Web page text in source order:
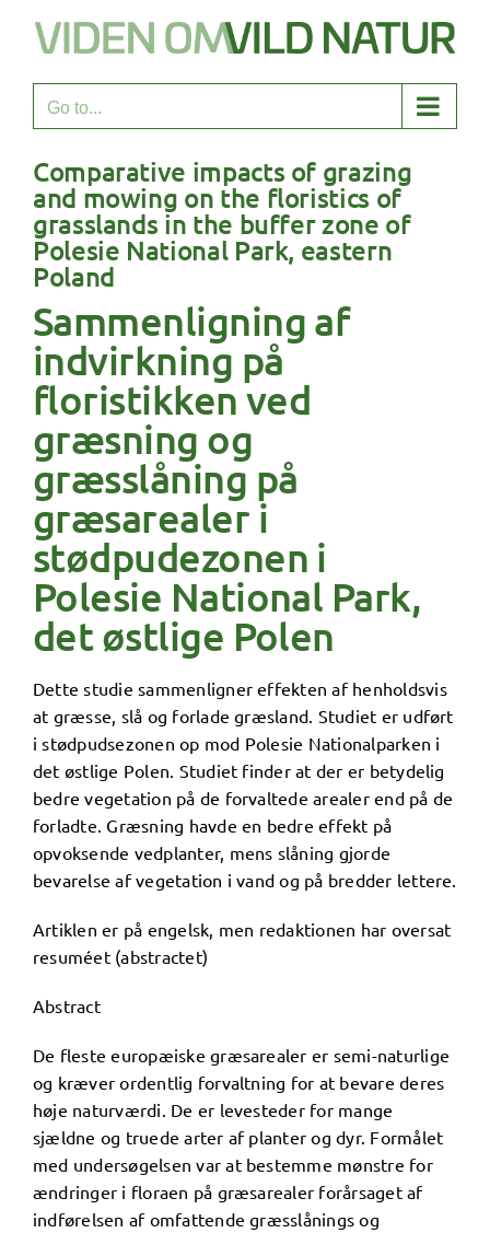
Go to...
Comparative impacts of grazing
and mowing on the floristics of
grasslands in the buffer zone of
Polesie National Park, eastern
Poland
Sammenligning af
indvirkning på
floristikken ved
græsning og
græsslåning på
græsarealer i
stødpudezonen i
Polesie National Park,
det østlige Polen
Dette studie sammenligner effekten af henholdsvis
at græsse, slå og forlade græsland. Studiet er udført
i stødpudsezonen op mod Polesie Nationalparken i
det østlige Polen. Studiet finder at der er betydelig
bedre vegetation på de forvaltede arealer end på de
forladte. Græsning havde en bedre effekt på
opvoksende vedplanter, mens slåning gjorde
bevarelse af vegetation i vand og på bredder lettere.
Artiklen er på engelsk, men redaktionen har oversat
resuméet (abstractet)
Abstract
De fleste europæiske græsarealer er semi-naturlige
og kræver ordentlig forvaltning for at bevare deres
høje naturværdi. De er levesteder for mange
sjældne og truede arter af planter og dyr. Formålet
med undersøgelsen var at bestemme mønstre for
ændringer i floraen på ​​græsarealer forårsaget af
indførelsen af ​​omfattende græsslånings og